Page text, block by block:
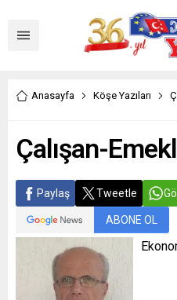
Anasayfa Köşe Yazıları
Çalışan-
Paylaş Tweetle
ABONE OL